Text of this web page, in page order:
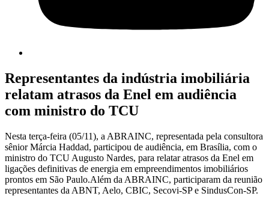
Representantes da indústria imobiliária
relatam atrasos da Enel em audiência
com ministro do TCU
Nesta terça-feira (05/11), a ABRAINC, representada pela consultora
sênior Márcia Haddad, participou de audiência, em Brasília, com o
ministro do TCU Augusto Nardes, para relatar atrasos da Enel em
ligações definitivas de energia em empreendimentos imobiliários
prontos em São Paulo.Além da ABRAINC, participaram da reunião
representantes da ABNT, Aelo, CBIC, Secovi-SP e SindusCon-SP.